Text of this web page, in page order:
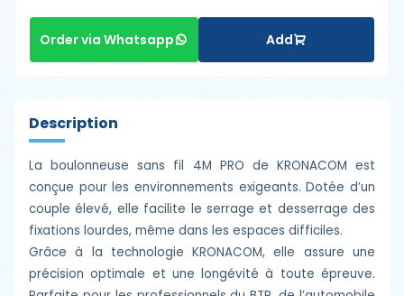
Order via Whatsapp Add
Description
La boulonneuse sans fil 4M PRO de KRONACOM est
conçue pour les environnements exigeants. Dotée d’un
couple élevé, elle facilite le serrage et desserrage des
fixations lourdes, même dans les espaces difficiles.
Grâce à la technologie KRONACOM, elle assure une
précision optimale et une longévité à toute épreuve.